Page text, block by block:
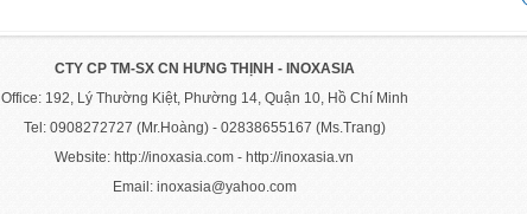
CTY CP TM-SX CN HƯNG THỊNH - INOXASIA
Office: 192, Lý Thường Kiệt, Phường 14, Quận 10, Hồ Chí Minh
Tel: 0908272727 (Mr.Hoàng) - 02838655167 (Ms.Trang)
Website: http://inoxasia.com - http://inoxasia.vn
Email: inoxasia@yahoo.com